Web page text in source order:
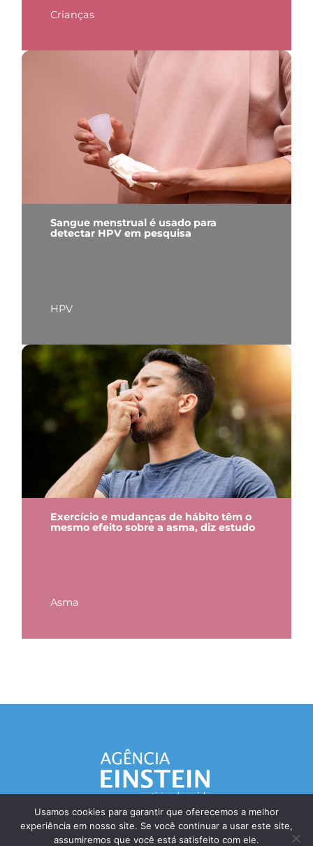
Crianças
Sangue menstrual é usado para
detectar HPV em pesquisa
HPV
Exercício e mudanças de hábito têm o
mesmo efeito sobre a asma, diz estudo
Asma
Responsável Técnico: Dr. Eliezer Silva - CRM: 85148-SP
Usamos cookies para garantir que oferecemos a melhor
experiência em nosso site. Se você continuar a usar este site,
assumiremos que você está satisfeito com ele.